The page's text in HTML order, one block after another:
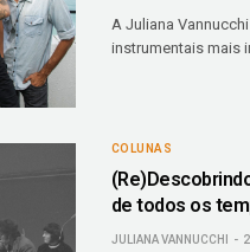
A Juliana
instrumentais mais
COLUNAS
de todos os
JULIANA VANNUCCHI